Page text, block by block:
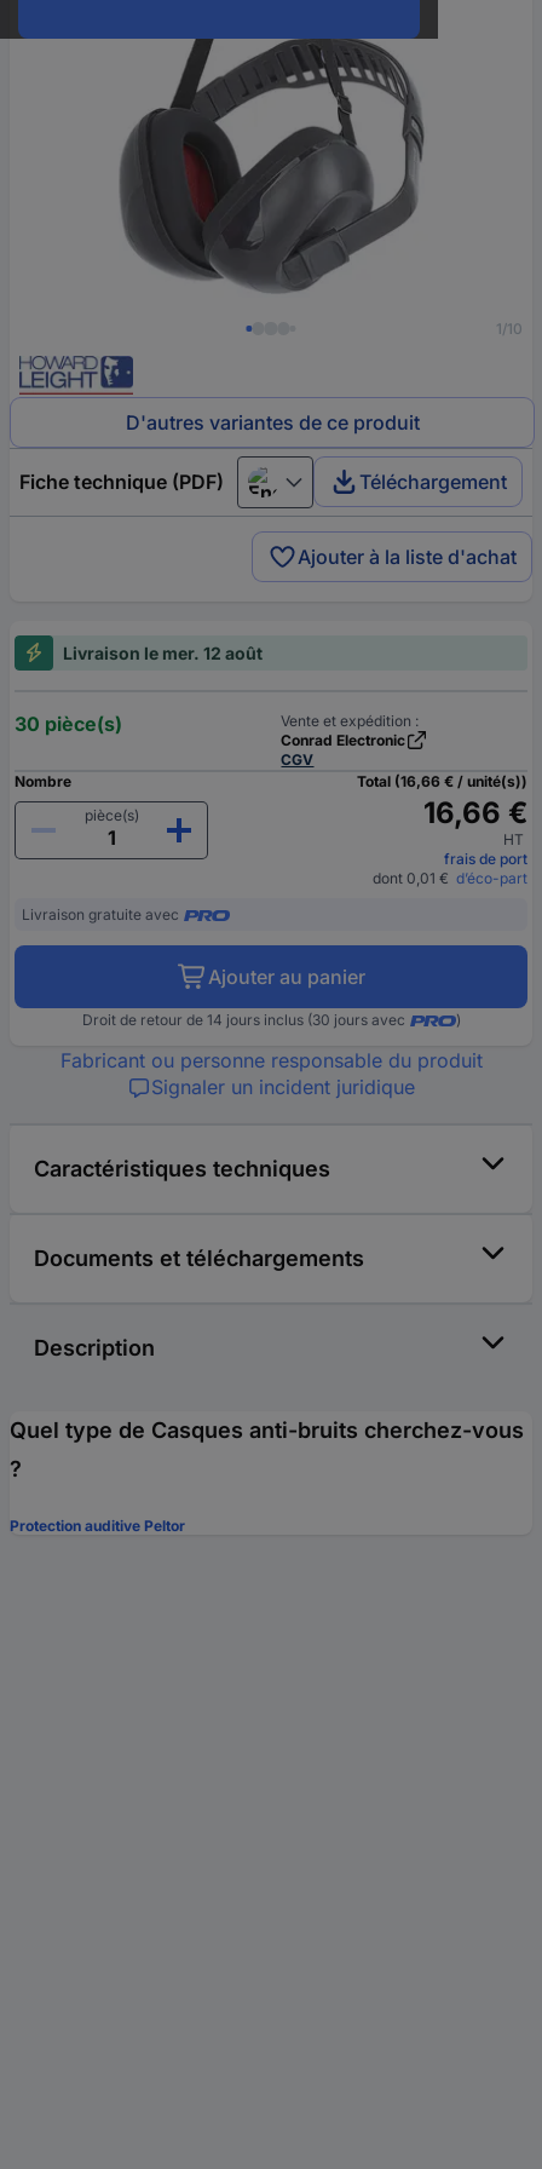
1/10
D'autres variantes de ce produit
Fiche technique (PDF) English Téléchargement
Ajouter à la liste d'achat
Livraison le mer. 12 août
30 pièce(s)
Vente et expédition :
Conrad Electronic
CGV
Nombre
pièce(s)
Total (16,66 € / unité(s))
16,66 €
HT
frais de port
dont 0,01 € d’éco-part
Livraison gratuite avec
Ajouter au panier
Droit de retour de 14 jours inclus (30 jours avec )
Fabricant ou personne responsable du produit
Signaler un incident juridique
Caractéristiques techniques
Documents et téléchargements
Description
Quel type de Casques anti-bruits cherchez-vous
?
Protection auditive Peltor